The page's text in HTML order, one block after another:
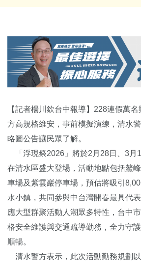
【記者楊川欽台中報導】228連假萬
方高規格維安，事前模擬演練，清水
略圖公告讓民眾了解。
「浮現祭2026」將於2月28日、3月1
在清水區盛大登場，活動地點包括鰲
車場及紫雲巖停車場，預估將吸引
水小鎮，共同參與中台灣開春最具代
應大型群聚活動人潮眾多特性，台中
格安全維護與交通疏導勤務，全力守
順暢。
清水警方表示，此次活動勤務規劃